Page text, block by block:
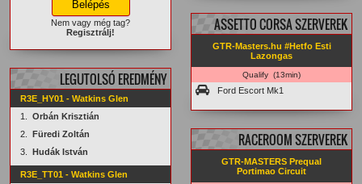
Nem vagy még tag?
Regisztrálj!
LEGUTOLSÓ EREDMÉNY
R3E_HY01 - Watkins Glen
1. Orbán Krisztián
2. Füredi Zoltán
3. Hudák István
R3E_TT01 - Watkins Glen
ASSETTO CORSA SZERVEREK
GTR-Masters.hu #Hetfo Esti
Lazongas
Qualify (13min)
Ford Escort Mk1
RACEROOM SZERVEREK
GTR-MASTERS Prequal
Portimao Circuit